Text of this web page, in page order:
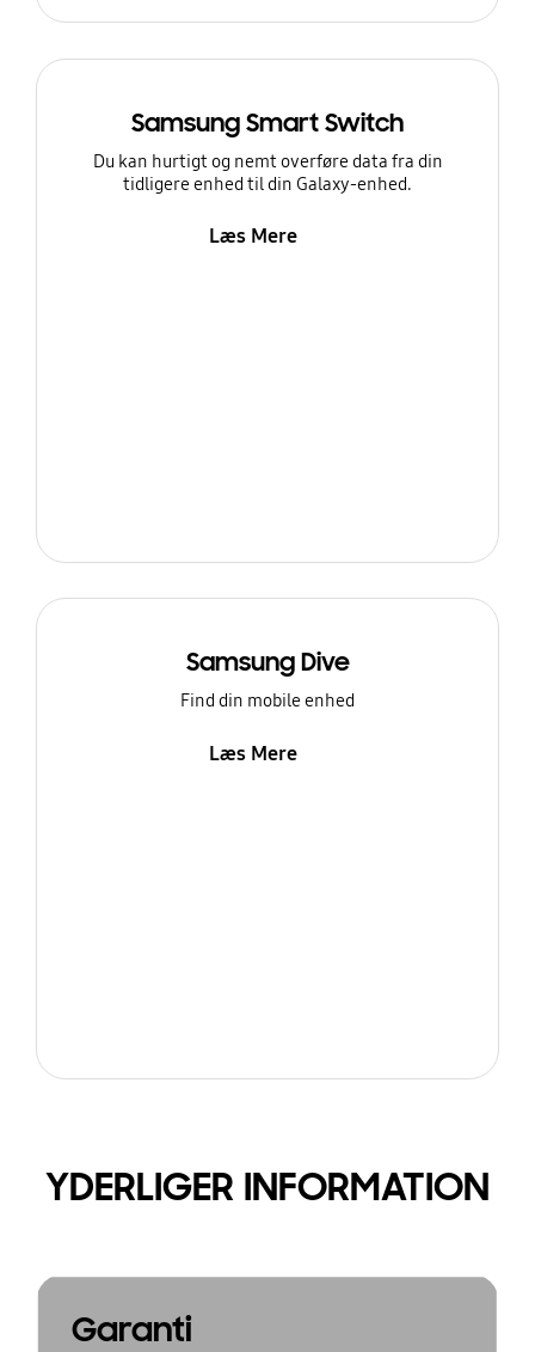
Samsung Smart Switch
Du kan hurtigt og nemt overføre data fra din
tidligere enhed til din Galaxy-enhed.
Læs Mere
Samsung Dive
Find din mobile enhed
Læs Mere
YDERLIGER INFORMATION
Garanti